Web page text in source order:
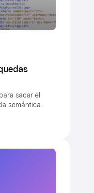
sacar el
semántica.